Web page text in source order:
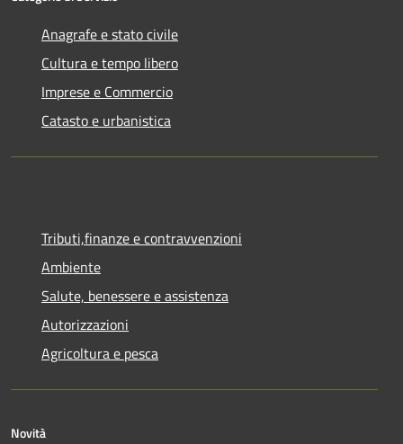
Anagrafe e stato civile
Cultura e tempo libero
Imprese e Commercio
Catasto e urbanistica
Tributi,finanze e contravvenzioni
Ambiente
Salute, benessere e assistenza
Autorizzazioni
Agricoltura e pesca
Novità